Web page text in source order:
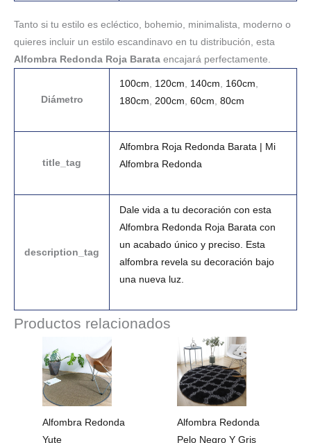
Tanto si tu estilo es ecléctico, bohemio, minimalista, moderno o
quieres incluir un estilo escandinavo en tu distribución, esta
Alfombra Redonda Roja Barata encajará perfectamente.
Diámetro
100cm 120cm 140cm 160cm
180cm
200cm 60cm 80cm
title_tag
Alfombra Roja Redonda Barata | Mi
Alfombra Redonda
description_tag
Dale vida a tu decoración con esta
Alfombra Redonda Roja Barata con
un acabado único y preciso. Esta
alfombra revela su decoración bajo
una nueva luz.
Productos relacionados
Alfombra Redonda
Yute
Alfombra Redonda
Pelo Negro Y Gris
Rango
de
precios:
desde
28.99€
hasta
233.99€